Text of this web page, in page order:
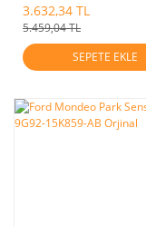
3.632,34 TL
5.459,04 TL
SEPETE EKLE